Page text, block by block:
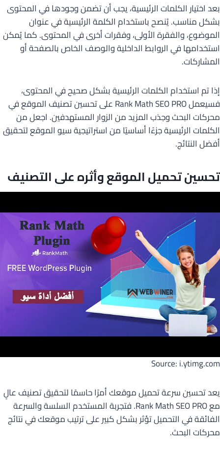
بعد اختيار الكلمات الرئيسية، يجب أن تضمن وجودها في المحتوى
بشكل مناسب. يُنصح باستخدام الكلمة الرئيسية في عنوان
الموضوع، والفقرة الأولى، وفقرات أخرى في المحتوى. كما يُمكن
استخدامها في الروابط الداخلية والوصف الخاص بالصفحة أو
المشاركات.
إذا تم استخدام الكلمات الرئيسية بشكل صحيح في المحتوى،
فسيعمل Rank Math SEO PRO على تحسين تصنيف الموقع في
محركات البحث وجذب المزيد من الزوار المستهدفين. اجعل من
الكلمات الرئيسية جزءًا أساسيًا من استراتيجية سيو الموقع لتحقيق
أفضل النتائج.
تحسين تحميل الموقع وأثره على التصنيف
Source: i.ytimg.com
يعد تحسين سرعة تحميل موقعك أمرًا حاسمًا لتحقيق تصنيف عالٍ
مع Rank Math SEO PRO. فتجربة المستخدم السلسة والسرعة
الفائقة في التحميل تؤثر بشكل كبير على ترتيب موقعك في نتائج
محركات البحث.